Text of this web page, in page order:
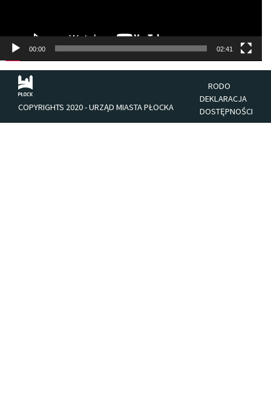
00:00 02:41
COPYRIGHTS 2020 - URZĄD MIASTA PŁOCKA
RODO
DEKLARACJA
DOSTĘPNOŚCI